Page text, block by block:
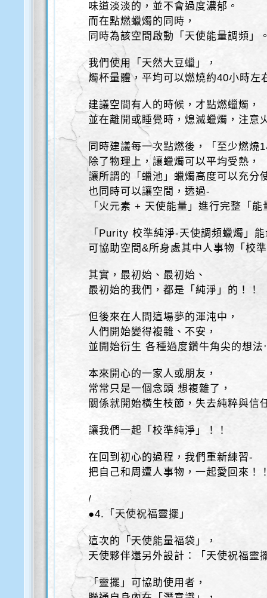
味道淡淡的，並不會過度濃郁。
而在點燃蠟燭的同時，
同時為該空間啟動「天使能量調頻」
我們使用「天然大豆蠟」，
燭杯量體，平均可以燃燒約40小時左
建議空間有人的時候，才點燃蠟燭，
並在離開或睡覺時，熄滅蠟燭，注意
同時建議每一次點燃後，「至少燃燒
除了物理上，讓蠟燭可以平均受熱，
讓所謂的「蠟池」蠟燭高度可以充分
也同時可以讓空間，透過-
「火元素 + 天使能量」進行完整「
「Purity 校準純淨-天使調頻蠟燭」
可協助空間&所身處其中人事物「校
其實，最初始、最初始、
最初始的我們，都是「純淨」的！！
但後來在人間這場夢的渾沌中，
人們開始變得複雜、不安，
並開始衍生 各種過度鑽牛角尖的想
本來開心的一家人或朋友，
常常只是一個念頭 想複雜了，
關係就開始橫生枝節，失去純粹與信
讓我們一起「校準純淨」！！
在回到初心的過程，我們重新練習-
把自己和周遭人事物，一起愛回來！
/
●4.「天使祝福靈擺」
這次的「天使能量福袋」，
天使夥伴還另外設計：「天使祝福靈
「靈擺」可協助使用者，